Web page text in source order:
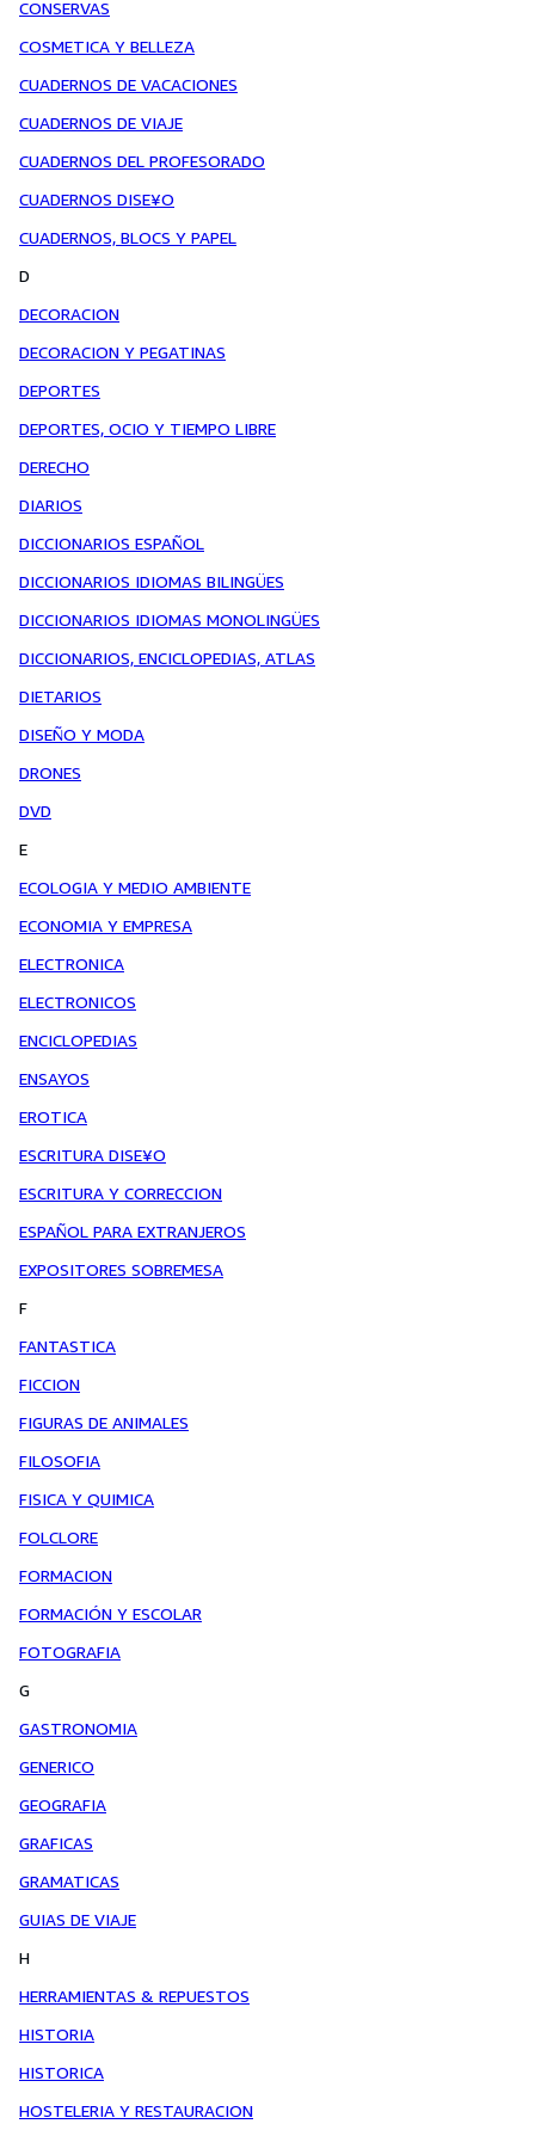
CONSERVAS
COSMETICA Y BELLEZA
CUADERNOS DE VACACIONES
CUADERNOS DE VIAJE
CUADERNOS DEL PROFESORADO
CUADERNOS DISE¥O
CUADERNOS, BLOCS Y PAPEL
D
DECORACION
DECORACION Y PEGATINAS
DEPORTES
DEPORTES, OCIO Y TIEMPO LIBRE
DERECHO
DIARIOS
DICCIONARIOS ESPAÑOL
DICCIONARIOS IDIOMAS BILINGÜES
DICCIONARIOS IDIOMAS MONOLINGÜES
DICCIONARIOS, ENCICLOPEDIAS, ATLAS
DIETARIOS
DISEÑO Y MODA
DRONES
DVD
E
ECOLOGIA Y MEDIO AMBIENTE
ECONOMIA Y EMPRESA
ELECTRONICA
ELECTRONICOS
ENCICLOPEDIAS
ENSAYOS
EROTICA
ESCRITURA DISE¥O
ESCRITURA Y CORRECCION
ESPAÑOL PARA EXTRANJEROS
EXPOSITORES SOBREMESA
F
FANTASTICA
FICCION
FIGURAS DE ANIMALES
FILOSOFIA
FISICA Y QUIMICA
FOLCLORE
FORMACION
FORMACIÓN Y ESCOLAR
FOTOGRAFIA
G
GASTRONOMIA
GENERICO
GEOGRAFIA
GRAFICAS
GRAMATICAS
GUIAS DE VIAJE
H
HERRAMIENTAS & REPUESTOS
HISTORIA
HISTORICA
HOSTELERIA Y RESTAURACION